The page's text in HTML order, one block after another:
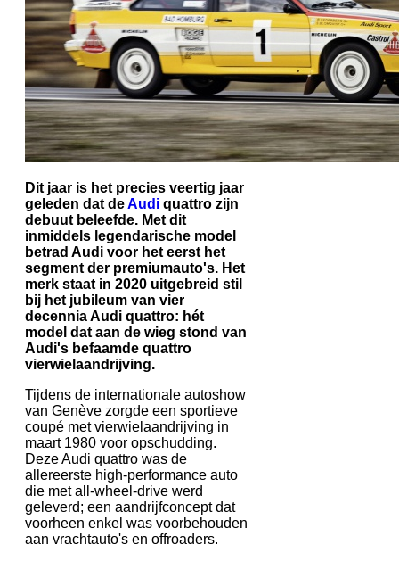
Dit jaar is het precies veertig jaar
geleden dat deAudi quattro zijn
debuut beleefde. Met dit
inmiddels legendarische model
betrad Audi voor het eerst het
segment der premiumauto's. Het
merk staat in 2020 uitgebreid stil
bij het jubileum van vier
decennia Audi quattro: hét
model dat aan de wieg stond van
Audi's befaamde quattro
vierwielaandrijving.
Tijdens de internationale autoshow
van Genève zorgde een sportieve
coupé met vierwielaandrijving in
maart 1980 voor opschudding.
Deze Audi quattro was de
allereerste high-performance auto
die met all-wheel-drive werd
geleverd; een aandrijfconcept dat
voorheen enkel was voorbehouden
aan vrachtauto's en offroaders.